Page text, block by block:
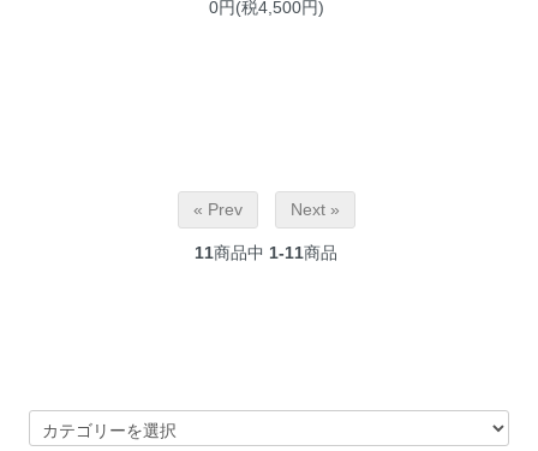
0円(税4,500円)
« Prev Next »
11商品中 1-11商品